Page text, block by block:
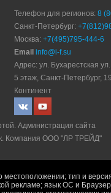
Телефон для регионов:8
Санкт-Петербург:
Москва:+7(495)795-444-6
Email info@i-f.su
Адрес: ул. Бухарестская
5 этаж, Санкт-Петербург,
Континент
Администрация сайта
Компания ООО "ЛР ТРЕЙД"
местоположении; тип и
рекламе; язык ОС и